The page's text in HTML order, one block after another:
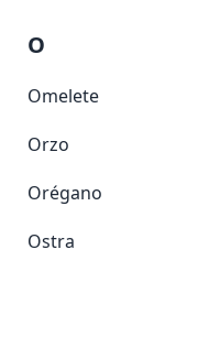
O
Omelete
Orzo
Orégano
Ostra